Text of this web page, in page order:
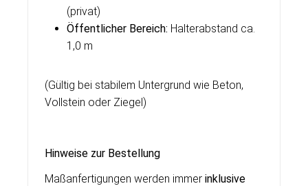
(privat)
Öffentlicher Bereich: Halterabstand ca.
1,0 m
(Gültig bei stabilem Untergrund wie Beton,
Vollstein oder Ziegel)
Hinweise zur Bestellung
Maßanfertigungen werden immer inklusive